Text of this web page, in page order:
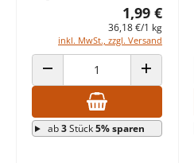
1,99 €
36,18 €/1 kg
inkl. MwSt., zzgl. Versand
ANZAHL VERRINGERN ANZAHL
ab3Stück5% sparen